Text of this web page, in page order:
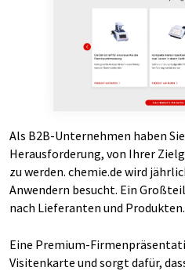
Als B2B-Unternehmen haben
Herausforderung, von Ihrer
zu werden. chemie.de wird
Anwendern besucht. Ein
nach Lieferanten und Produkten.
Eine Premium-
Visitenkarte und sorgt dafür,